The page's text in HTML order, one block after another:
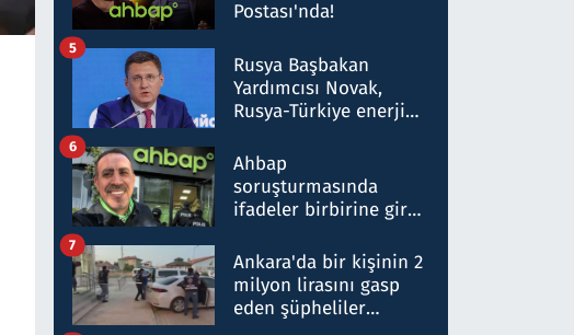
Postası'nda!
Rusya Başbakan
Yardımcısı Novak,
Rusya-Türkiye enerji
nitelikte olduğunu
belirtti
5
Ahbap
soruşturmasında
ifadeler birbirine girdi:
ifadelerinden ortaya
çıkan tablo şok etti
6
Ankara'da bir kişinin 2
milyon lirasını gasp
eden şüpheliler
7